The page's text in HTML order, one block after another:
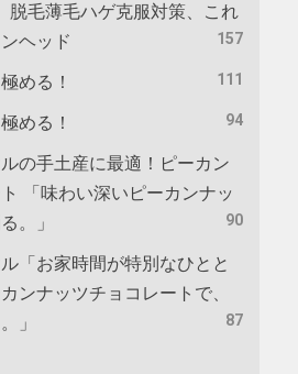
脱毛薄毛ハゲ克服対策、これ
ヘッド
157
める！ 111
める！ 94
の手土産に最適！ピーカン
「味わい深いピーカンナッ
。」
90
「お家時間が特別なひとと
ンナッツチョコレートで、
」
87